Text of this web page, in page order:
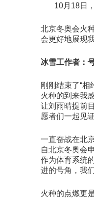
10月18日
北京冬奥会火
会更好地展现
冰雪工作者：
刚刚结束了“
火种的到来我
让刘雨晴提前
愿者们一起见
一直奋战在北
自北京冬奥会
作为体育系统
进的号角，我
火种的点燃更